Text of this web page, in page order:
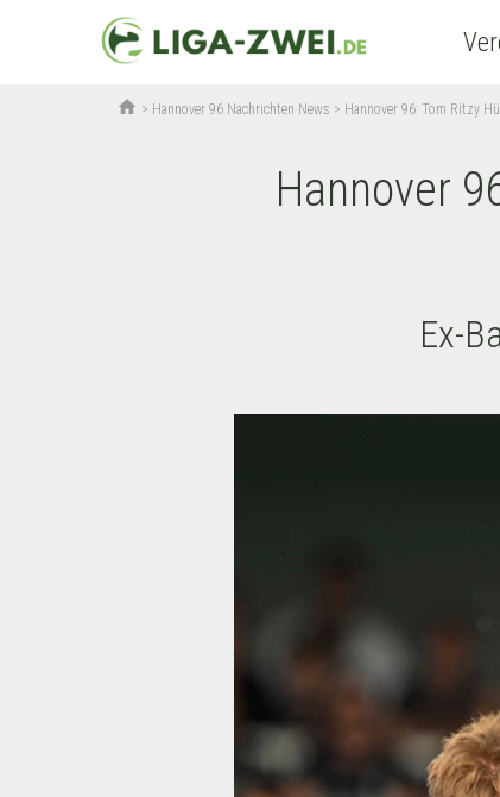
home > Hannover 96 Nachrichten News > Hannover 96: Tom Ritzy
Hannover
Ex-